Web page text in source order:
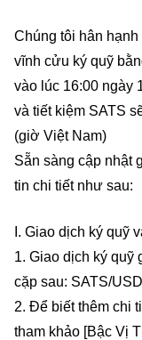
Chúng tôi hân
vĩnh cửu ký quỹ
vào lúc 16:00 ngày
và tiết kiệm SATS
(giờ Việt Nam)
Sẵn sàng cập nhật
tin chi tiết như sau:
I. Giao dịch ký quỹ
1. Giao dịch ký quỹ
cặp sau: SATS/
2. Để biết thêm chi
tham khảo [Bậc Vị